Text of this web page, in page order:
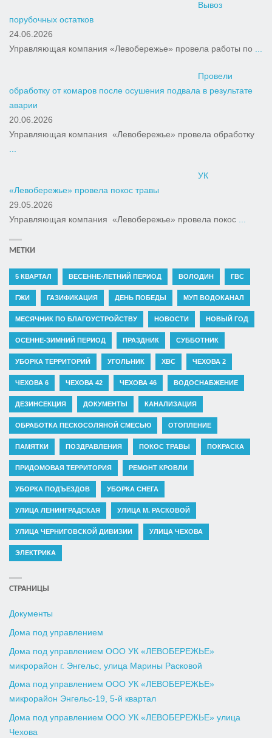
Вывоз
порубочных остатков
24.06.2026
Управляющая компания «Левобережье» провела работы по ...
Провели
обработку от комаров после осушения подвала в результате
аварии
20.06.2026
Управляющая компания «Левобережье» провела обработку
УК
«Левобережье» провела покос травы
29.05.2026
Управляющая компания «Левобережье» провела покос ...
МЕТКИ
5 КВАРТАЛ ВЕСЕННЕ-ЛЕТНИЙ ПЕРИОД ВОЛОДИН ГВС
ГЖИ ГАЗИФИКАЦИЯ ДЕНЬ ПОБЕДЫ МУП ВОДОКАНАЛ
МЕСЯЧНИК ПО БЛАГОУСТРОЙСТВУ НОВОСТИ НОВЫЙ ГОД
ОСЕННЕ-ЗИМНИЙ ПЕРИОД ПРАЗДНИК СУББОТНИК
УБОРКА ТЕРРИТОРИЙ УГОЛЬНИК ХВС ЧЕХОВА 2
ЧЕХОВА 6 ЧЕХОВА 42 ЧЕХОВА 46 ВОДОСНАБЖЕНИЕ
ДЕЗИНСЕКЦИЯ ДОКУМЕНТЫ КАНАЛИЗАЦИЯ
ОБРАБОТКА ПЕСКОСОЛЯНОЙ СМЕСЬЮ ОТОПЛЕНИЕ
ПАМЯТКИ ПОЗДРАВЛЕНИЯ ПОКОС ТРАВЫ ПОКРАСКА
ПРИДОМОВАЯ ТЕРРИТОРИЯ РЕМОНТ КРОВЛИ
УБОРКА ПОДЪЕЗДОВ УБОРКА СНЕГА
УЛИЦА ЛЕНИНГРАДСКАЯ УЛИЦА М. РАСКОВОЙ
УЛИЦА ЧЕРНИГОВСКОЙ ДИВИЗИИ УЛИЦА ЧЕХОВА
ЭЛЕКТРИКА
СТРАНИЦЫ
Документы
Дома под управлением
Дома под управлением ООО УК «ЛЕВОБЕРЕЖЬЕ»
микрорайон г. Энгельс, улица Марины Расковой
Дома под управлением ООО УК «ЛЕВОБЕРЕЖЬЕ»
микрорайон Энгельс-19, 5-й квартал
Дома под управлением ООО УК «ЛЕВОБЕРЕЖЬЕ» улица
Чехова